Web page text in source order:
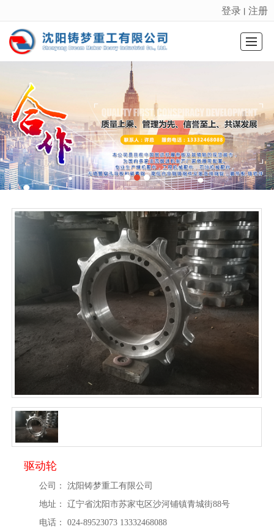
很遗憾，因您的浏览器版本过低导致无法获得最佳浏览体验，推荐下载安装谷歌浏览器！
登录 丨 注册
铸梦资讯
驱动轮
公司：
沈阳铸梦重工有限公司
地址：
辽宁省沈阳市苏家屯区沙河铺镇青城街88号
电话：
024-89523073 13332468088